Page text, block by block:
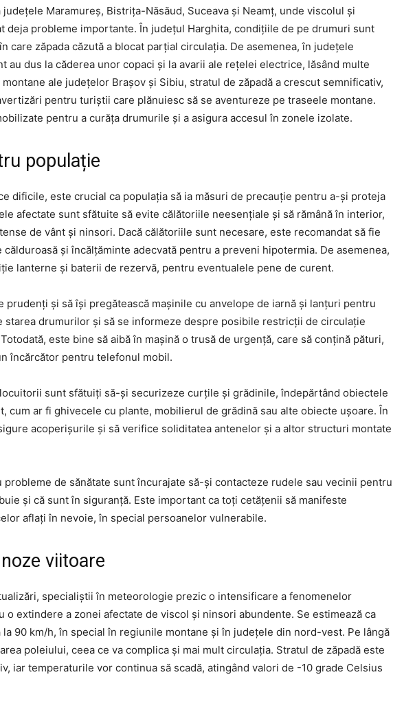
Maramureș, Bistrița-Năsăud, Suceava și Neamț, unde viscolul și
deja probleme importante. În județul Harghita, condițiile de pe drumuri sunt
care zăpada căzută a blocat parțial circulația. De asemenea, în județele
au dus la căderea unor copaci și la avarii ale rețelei electrice, lăsând multe
ale județelor Brașov și Sibiu, stratul de zăpadă a crescut semnificativ,
pentru turiștii care plănuiesc să se aventureze pe traseele montane.
pentru a curăța drumurile și a asigura accesul în zonele izolate.
populație
dificile, este crucial ca populația să ia măsuri de precauție pentru a-și proteja
afectate sunt sfătuite să evite călătoriile neesențiale și să rămână în interior,
de vânt și ninsori. Dacă călătoriile sunt necesare, este recomandat să fie
și încălțăminte adecvată pentru a preveni hipotermia. De asemenea,
lanterne și baterii de rezervă, pentru eventualele pene de curent.
și să își pregătească mașinile cu anvelope de iarnă și lanțuri pentru
starea drumurilor și să se informeze despre posibile restricții de circulație
este bine să aibă în mașină o trusă de urgență, care să conțină pături,
încărcător pentru telefonul mobil.
sunt sfătuiți să-și securizeze curțile și grădinile, îndepărtând obiectele
cum ar fi ghivecele cu plante, mobilierul de grădină sau alte obiecte ușoare. În
acoperișurile și să verifice soliditatea antenelor și a altor structuri montate
probleme de sănătate sunt încurajate să-și contacteze rudele sau vecinii pentru
și că sunt în siguranță. Este important ca toți cetățenii să manifeste
aflați în nevoie, în special persoanelor vulnerabile.
viitoare
specialiștii în meteorologie prezic o intensificare a fenomenelor
o extindere a zonei afectate de viscol și ninsori abundente. Se estimează ca
la 90 km/h, în special în regiunile montane și în județele din nord-vest. Pe lângă
poleiului, ceea ce va complica și mai mult circulația. Stratul de zăpadă este
iar temperaturile vor continua să scadă, atingând valori de -10 grade Celsius